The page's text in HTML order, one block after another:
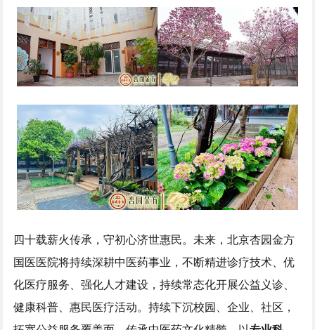
四十载薪火传承，守初心济世惠民。未来，北京杏园金方
国医医院将持续深耕中医药事业，不断精进诊疗技术、优
化医疗服务、强化人才建设，持续常态化开展公益义诊、
健康科普、惠民医疗活动。持续下沉校园、企业、社区，